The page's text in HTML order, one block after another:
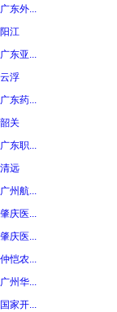
广东外...
阳江
广东亚...
云浮
广东药...
韶关
广东职...
清远
广州航...
肇庆医...
肇庆医...
仲恺农...
广州华...
国家开...